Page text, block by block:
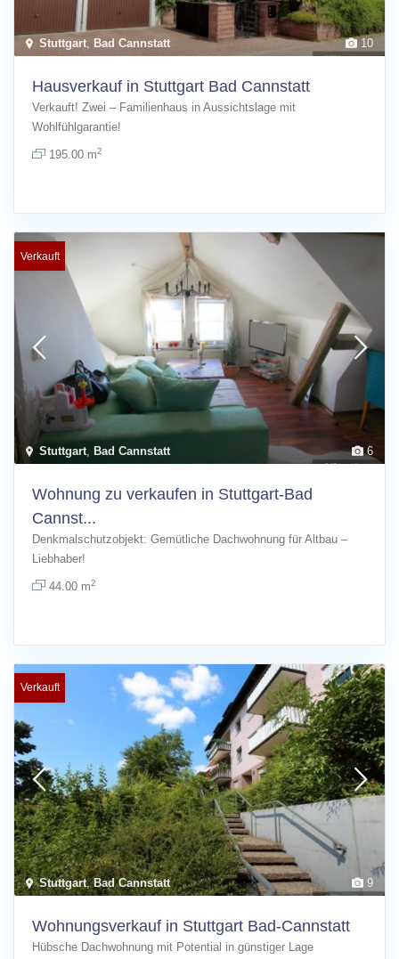
10
Stuttgart Bad Cannstatt
Hausverkauf in Stuttgart Bad Cannstatt
Verkauft! Zwei – Familienhaus in Aussichtslage mit
Wohlfühlgarantie!
195.00 m2
6
Stuttgart Bad Cannstatt
Verkauft
Wohnung zu verkaufen in Stuttgart-Bad
Cannst...
Denkmalschutzobjekt: Gemütliche Dachwohnung für Altbau –
Liebhaber!
44.00 m2
9
Stuttgart,Bad Cannstatt
Verkauft
Wohnungsverkauf in Stuttgart Bad-Cannstatt
Hübsche Dachwohnung mit Potential in günstiger Lage